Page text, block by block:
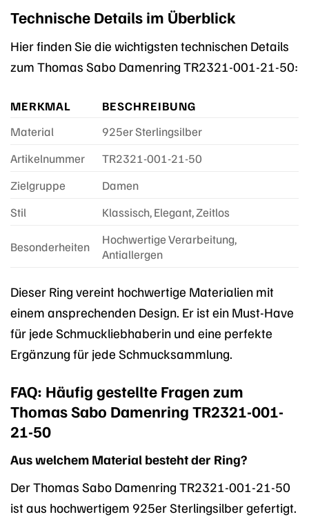
Technische Details im Überblick
Hier finden Sie die wichtigsten technischen Details
zum Thomas Sabo Damenring TR2321-001-21-50:
MERKMAL
BESCHREIBUNG
Material
925er Sterlingsilber
Artikelnummer
TR2321-001-21-50
Zielgruppe
Damen
Stil
Klassisch, Elegant, Zeitlos
Besonderheiten
Hochwertige Verarbeitung,
Antiallergen
Dieser Ring vereint hochwertige Materialien mit
einem ansprechenden Design. Er ist ein Must-Have
für jede Schmuckliebhaberin und eine perfekte
Ergänzung für jede Schmucksammlung.
FAQ: Häufig gestellte Fragen zum
Thomas Sabo Damenring TR2321-001-
21-50
Aus welchem Material besteht der Ring?
Der Thomas Sabo Damenring TR2321-001-21-50
ist aus hochwertigem 925er Sterlingsilber gefertigt.